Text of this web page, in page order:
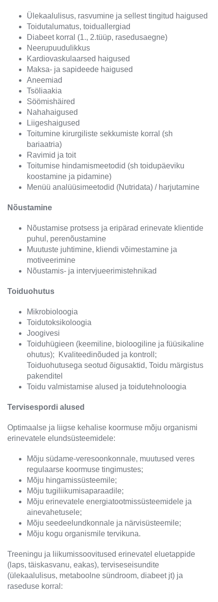
Ülekaalulisus, rasvumine ja sellest tingitud haigused
Toidutalumatus, toiduallergiad
Diabeet korral (1., 2.tüüp, rasedusaegne)
Neerupuudulikkus
Kardiovaskulaarsed haigused
Maksa- ja sapideede haigused
Aneemiad
Tsöliaakia
Söömishäired
Nahahaigused
Liigeshaigused
Toitumine kirurgiliste sekkumiste korral (sh
bariaatria)
Ravimid ja toit
Toitumise hindamismeetodid (sh toidupäeviku
koostamine ja pidamine)
Menüü analüüsimeetodid (Nutridata) / harjutamine
Nõustamine
Nõustamise protsess ja eripärad erinevate klientide
puhul, perenõustamine
Muutuste juhtimine, kliendi võimestamine ja
motiveerimine
Nõustamis- ja intervjueerimistehnikad
Toiduohutus
Mikrobioloogia
Toidutoksikoloogia
Joogivesi
Toiduhügieen (keemiline, bioloogiline ja füüsikaline
ohutus); Kvaliteedinõuded ja kontroll;
Toiduohutusega seotud õigusaktid, Toidu märgistus
pakenditel
Toidu valmistamise alused ja toidutehnoloogia
Tervisespordi alused
Optimaalse ja liigse kehalise koormuse mõju organismi
erinevatele elundsüsteemidele:
Mõju südame-veresoonkonnale, muutused veres
regulaarse koormuse tingimustes;
Mõju hingamissüsteemile;
Mõju tugiliikumisaparaadile;
Mõju erinevatele energiatootmissüsteemidele ja
ainevahetusele;
Mõju seedeelundkonnale ja närvisüsteemile;
Mõju kogu organismile tervikuna.
Treeningu ja liikumissoovitused erinevatel eluetappide
(laps, täiskasvanu, eakas), terviseseisundite
(ülekaalulisus, metaboolne sündroom, diabeet jt) ja
raseduse korral: